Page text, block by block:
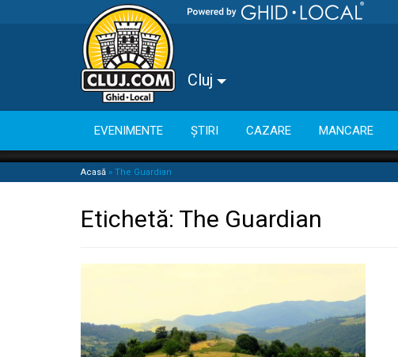
Cluj
EVENIMENTE ȘTIRI CAZARE MANCARE
Acasă » The Guardian
Etichetă: The Guardian